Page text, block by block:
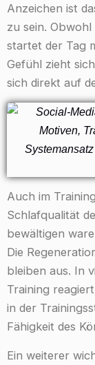
Anzeichen ist
zu sein.
startet der Tag
Gefühl zieht
sich direkt auf
Auch im
Schlafqualität
bewältigen
Die
bleiben aus. In
Training
in der
Fähigkeit des
Ein weiterer